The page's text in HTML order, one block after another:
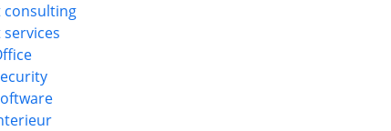
consulting
services